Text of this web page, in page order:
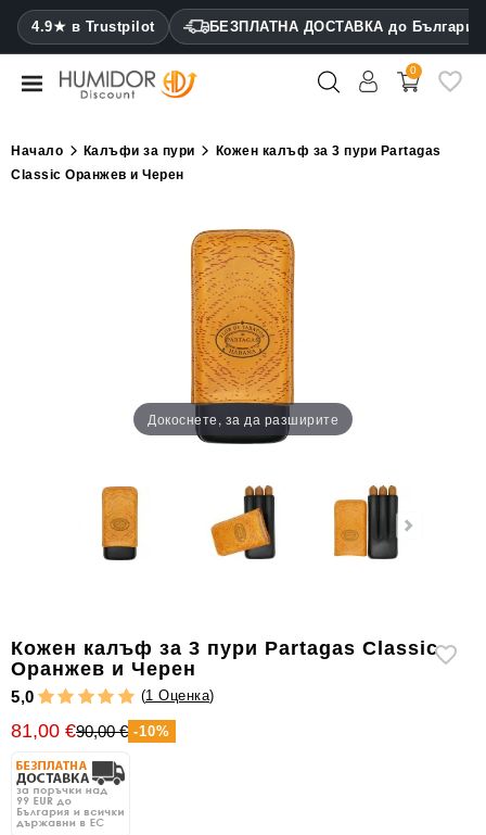
4.9★ в Trustpilot БЕЗПЛАТНА ДОСТАВКА до България
CATEGORY
Хумидори
Други
аксесоари
за
пури
0
Начало Калъфи за пури
Кожен калъф за 3 пури Partagas
Classic Оранжев и Черен
Докоснете, за да разширите
Кожен калъф за 3 пури Partagas Classic
Оранжев и Черен
5,0 (1 Оценка)
81,00 €90,00 € -10%